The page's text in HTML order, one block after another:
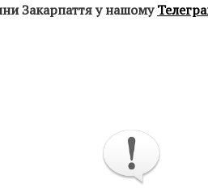
Закарпаття у нашому